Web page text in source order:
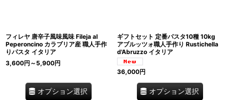
フィレヤ 唐辛子風味風味 Fileja al
Peperoncino カラブリア産 職人手作
りパスタ イタリア
3,600円 ～5,900円
オプション選択
ギフトセット 定番パスタ10種 10kg
アブルッツォ職人手作り Rustichella
d'Abruzzo イタリア
36,000円
オプション選択